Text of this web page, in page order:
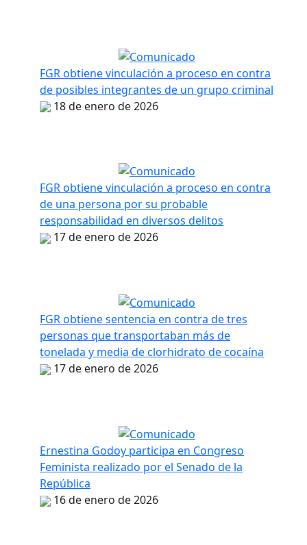
FGR obtiene vinculación a proceso en contra
de posibles integrantes de un grupo criminal
18 de enero de 2026
FGR obtiene vinculación a proceso en contra
de una persona por su probable
responsabilidad en diversos delitos
17 de enero de 2026
FGR obtiene sentencia en contra de tres
personas que transportaban más de
tonelada y media de clorhidrato de cocaína
17 de enero de 2026
Ernestina Godoy participa en Congreso
Feminista realizado por el Senado de la
República
16 de enero de 2026